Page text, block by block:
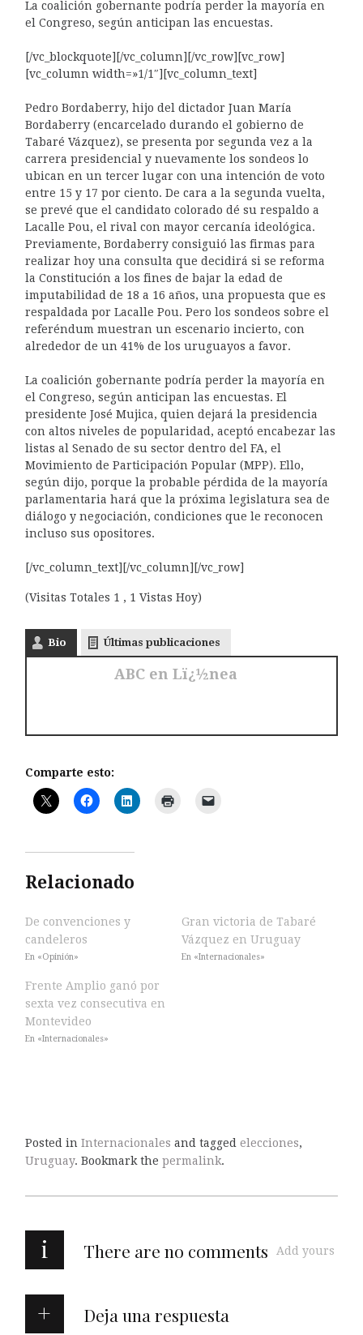
La coalición gobernante podría perder la mayoría en
el Congreso, según anticipan las encuestas.
[/vc_blockquote][/vc_column][/vc_row][vc_row]
[vc_column width=»1/1″][vc_column_text]
Pedro Bordaberry, hijo del dictador Juan María
Bordaberry (encarcelado durando el gobierno de
Tabaré Vázquez), se presenta por segunda vez a la
carrera presidencial y nuevamente los sondeos lo
ubican en un tercer lugar con una intención de voto
entre 15 y 17 por ciento. De cara a la segunda vuelta,
se prevé que el candidato colorado dé su respaldo a
Lacalle Pou, el rival con mayor cercanía ideológica.
Previamente, Bordaberry consiguió las firmas para
realizar hoy una consulta que decidirá si se reforma
la Constitución a los fines de bajar la edad de
imputabilidad de 18 a 16 años, una propuesta que es
respaldada por Lacalle Pou. Pero los sondeos sobre el
referéndum muestran un escenario incierto, con
alrededor de un 41% de los uruguayos a favor.
La coalición gobernante podría perder la mayoría en
el Congreso, según anticipan las encuestas. El
presidente José Mujica, quien dejará la presidencia
con altos niveles de popularidad, aceptó encabezar las
listas al Senado de su sector dentro del FA, el
Movimiento de Participación Popular (MPP). Ello,
según dijo, porque la probable pérdida de la mayoría
parlamentaria hará que la próxima legislatura sea de
diálogo y negociación, condiciones que le reconocen
incluso sus opositores.
[/vc_column_text][/vc_column][/vc_row]
(Visitas Totales 1 , 1 Vistas Hoy)
Bio Últimas publicaciones
ABC en Lï¿½nea
Comparte esto:
Relacionado
De convenciones y
candeleros
En «Opinión»
Gran victoria de Tabaré
Vázquez en Uruguay
En «Internacionales»
Frente Amplio ganó por
sexta vez consecutiva en
Montevideo
En «Internacionales»
Posted in Internacionales and tagged elecciones,
Uruguay. Bookmark the permalink.
i There are no comments Add yours
Deja una respuesta